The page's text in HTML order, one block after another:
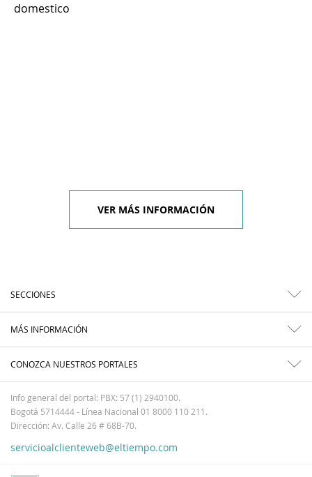
domestico
VER MÁS INFORMACIÓN
SECCIONES
MÁS INFORMACIÓN
CONOZCA NUESTROS PORTALES
Info general del portal: PBX: 57 (1) 2940100.
Bogotá 5714444 - Línea Nacional 01 8000 110 211.
Dirección: Av. Calle 26 # 68B-70.
servicioalclienteweb@eltiempo.com